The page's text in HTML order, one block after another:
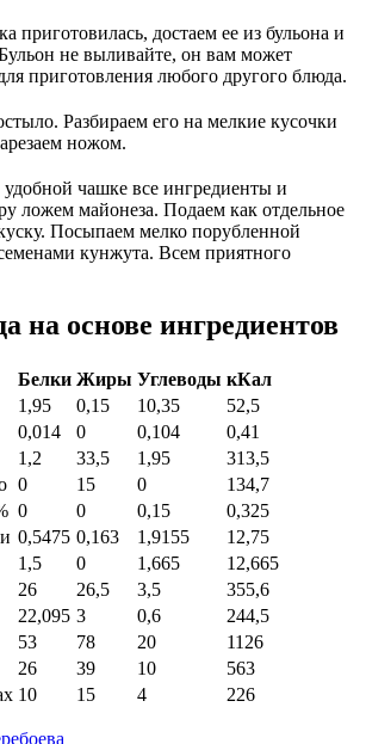
приготовилась, достаем ее из бульона и
не выливайте, он вам может
приготовления любого другого блюда.
Разбираем его на мелкие кусочки
ножом.
чашке все ингредиенты и
ложем майонеза. Подаем как отдельное
Посыпаем мелко порубленной
кунжута. Всем приятного
на основе ингредиентов
Белки Жиры Углеводы кКал
1,95 0,15 10,35
52,5
0,014 0 0,104
0,41
1,2 33,5 1,95
313,5
0 15 0
134,7
0 0 0,15
0,325
0,5475 0,163 1,9155
12,75
1,5 0 1,665
12,665
26 26,5 3,5
355,6
22,095 3 0,6
244,5
53 78 20
1126
26 39 10
563
10 15 4 226